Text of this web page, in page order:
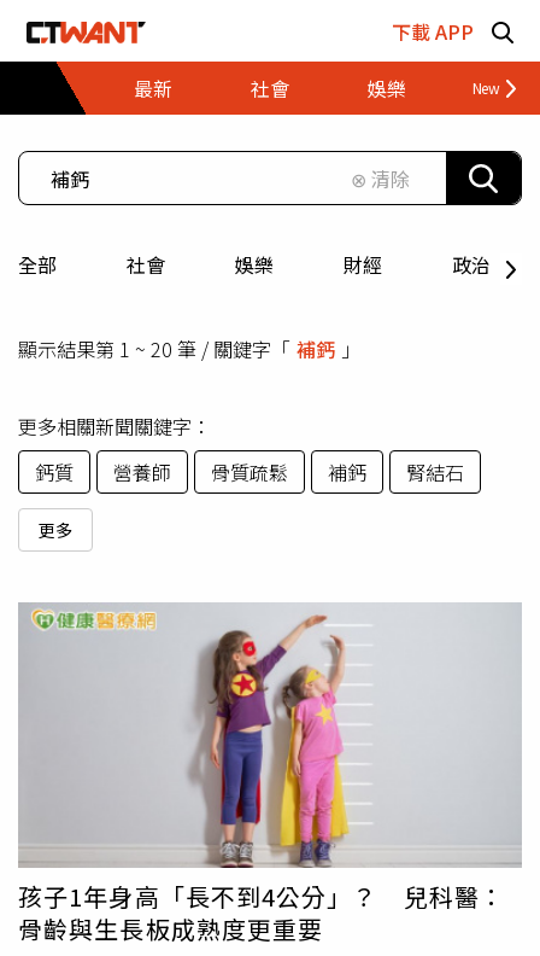
下載 APP
最新
社會 娛樂 財經
⊗ 清除
全部 社會 娛樂 財經 政治
顯示結果第 1 ~ 20 筆 / 關鍵字「 補鈣 」
更多相關新聞關鍵字：
鈣質
營養師 骨質疏鬆 補鈣 腎結石
更多
孩子1年身高「長不到4公分」？ 兒科醫：
骨齡與生長板成熟度更重要